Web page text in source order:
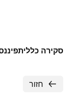
סקירה כללית
חזור